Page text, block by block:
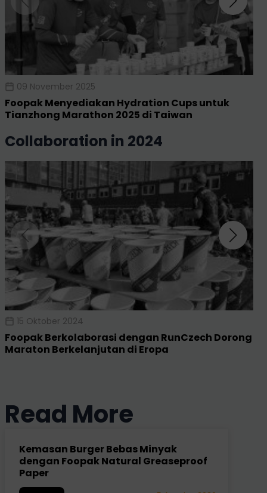
09 November 2025
Foopak Menyediakan Hydration Cups untuk
Tianzhong Marathon 2025 di Taiwan
collaboration in 2024
15 Oktober 2024
Foopak Berkolaborasi dengan RunCzech Dorong
Maraton Berkelanjutan di Eropa
Read More
Kemasan Burger Bebas Minyak
dengan Foopak Natural Greaseproof
Paper